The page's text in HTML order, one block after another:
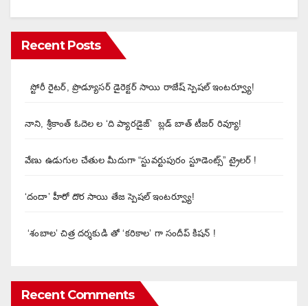
Recent Posts
స్టోరీ రైటర్, ప్రొడ్యూసర్ డైరెక్టర్ సాయి రాజేష్ స్పెషల్ ఇంటర్వ్యూ!
నాని, శ్రీకాంత్ ఓదెల ల ‘ది ప్యారడైజ్’ బ్లడ్ బాత్ టీజర్ రివ్యూ!
వేణు ఉడుగుల చేతుల మీదుగా “స్టువర్టుపురం స్టూడెంట్స్” ట్రైలర్ !
‘దందా’ హీరో దొర సాయి తేజ స్పెషల్ ఇంటర్వ్యూ!
‘శంబాల’ చిత్ర దర్శకుడి తో ‘కరికాల’ గా సందీప్ కిషన్ !
Recent Comments